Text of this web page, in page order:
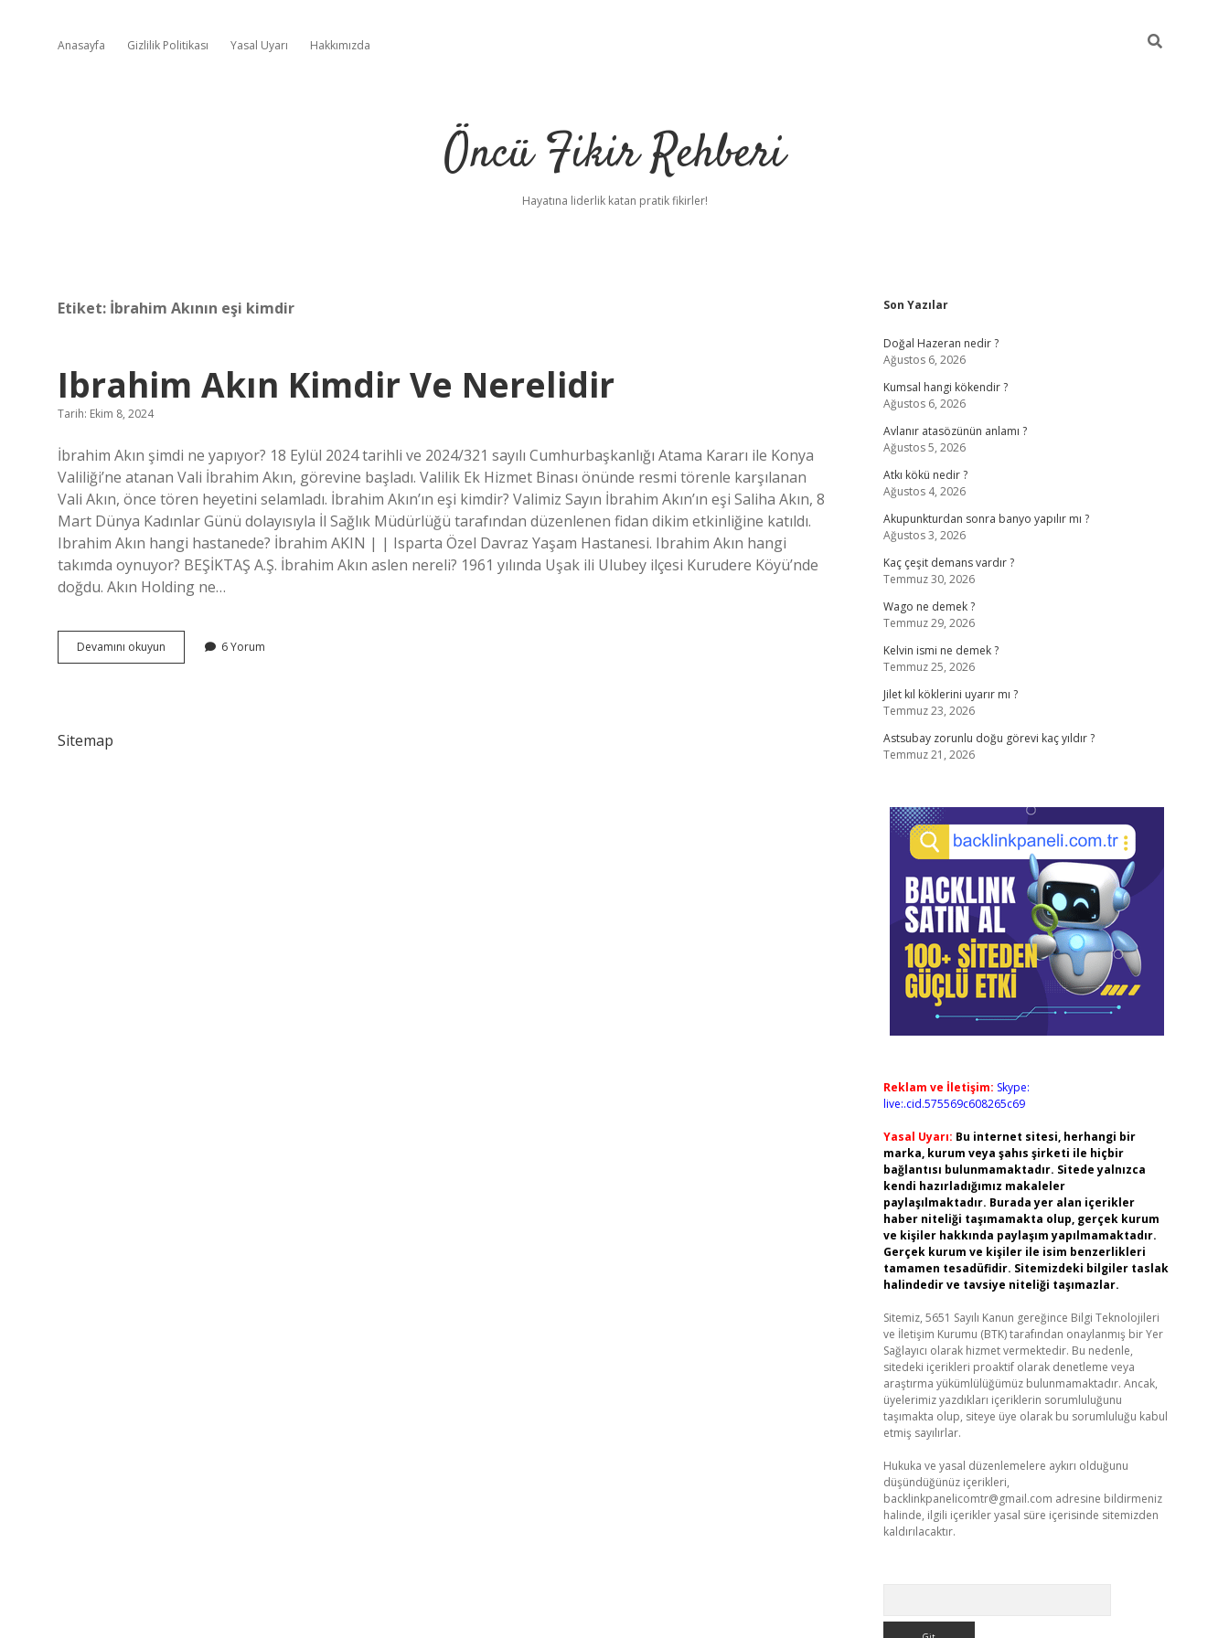
Anasayfa Gizlilik Politikası Yasal Uyarı Hakkımızda
Öncü Fikir Rehberi
Hayatına liderlik katan pratik fikirler!
Etiket: İbrahim Akının eşi kimdir
Ibrahim Akın Kimdir Ve Nerelidir
Tarih: Ekim 8, 2024
İbrahim Akın şimdi ne yapıyor? 18 Eylül 2024 tarihli ve 2024/321 sayılı Cumhurbaşkanlığı Atama Kararı ile Konya
Valiliği’ne atanan Vali İbrahim Akın, görevine başladı. Valilik Ek Hizmet Binası önünde resmi törenle karşılanan
Vali Akın, önce tören heyetini selamladı. İbrahim Akın’ın eşi kimdir? Valimiz Sayın İbrahim Akın’ın eşi Saliha Akın, 8
Mart Dünya Kadınlar Günü dolayısıyla İl Sağlık Müdürlüğü tarafından düzenlenen fidan dikim etkinliğine katıldı.
Ibrahim Akın hangi hastanede? İbrahim AKIN | | Isparta Özel Davraz Yaşam Hastanesi. Ibrahim Akın hangi
takımda oynuyor? BEŞİKTAŞ A.Ş. İbrahim Akın aslen nereli? 1961 yılında Uşak ili Ulubey ilçesi Kurudere Köyü’nde
doğdu. Akın Holding ne…
Devamını okuyun
Akın
6 Yorum
Sitemap
Sidebar
Son Yazılar
Doğal Hazeran nedir ?
Ağustos 6, 2026
Kumsal hangi kökendir ?
Ağustos 6, 2026
Avlanır atasözünün anlamı ?
Ağustos 5, 2026
Atkı kökü nedir ?
Ağustos 4, 2026
Akupunkturdan sonra banyo yapılır mı ?
Ağustos 3, 2026
Kaç çeşit demans vardır ?
Temmuz 30, 2026
Wago ne demek ?
Temmuz 29, 2026
Kelvin ismi ne demek ?
Temmuz 25, 2026
Jilet kıl köklerini uyarır mı ?
Temmuz 23, 2026
Astsubay zorunlu doğu görevi kaç yıldır ?
Temmuz 21, 2026
Reklam ve İletişim: Skype:
live:.cid.575569c608265c69
Yasal Uyarı: Bu internet sitesi, herhangi bir
marka, kurum veya şahıs şirketi ile hiçbir
bağlantısı bulunmamaktadır. Sitede yalnızca
kendi hazırladığımız makaleler
paylaşılmaktadır. Burada yer alan içerikler
haber niteliği taşımamakta olup, gerçek kurum
ve kişiler hakkında paylaşım yapılmamaktadır.
Gerçek kurum ve kişiler ile isim benzerlikleri
tamamen tesadüfidir. Sitemizdeki bilgiler taslak
halindedir ve tavsiye niteliği taşımazlar.
Sitemiz, 5651 Sayılı Kanun gereğince Bilgi Teknolojileri
ve İletişim Kurumu (BTK) tarafından onaylanmış bir Yer
Sağlayıcı olarak hizmet vermektedir. Bu nedenle,
sitedeki içerikleri proaktif olarak denetleme veya
araştırma yükümlülüğümüz bulunmamaktadır. Ancak,
üyelerimiz yazdıkları içeriklerin sorumluluğunu
taşımakta olup, siteye üye olarak bu sorumluluğu kabul
etmiş sayılırlar.
Hukuka ve yasal düzenlemelere aykırı olduğunu
düşündüğünüz içerikleri,
backlinkpanelicomtr@gmail.com adresine bildirmeniz
halinde, ilgili içerikler yasal süre içerisinde sitemizden
kaldırılacaktır.
ilbet giriş